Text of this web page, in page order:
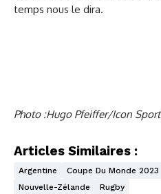
temps nous le dira.
Photo :Hugo Pfeiffer/Icon Sport
Articles Similaires :
Argentine Coupe Du Monde 2023
Nouvelle-Zélande
Rugby